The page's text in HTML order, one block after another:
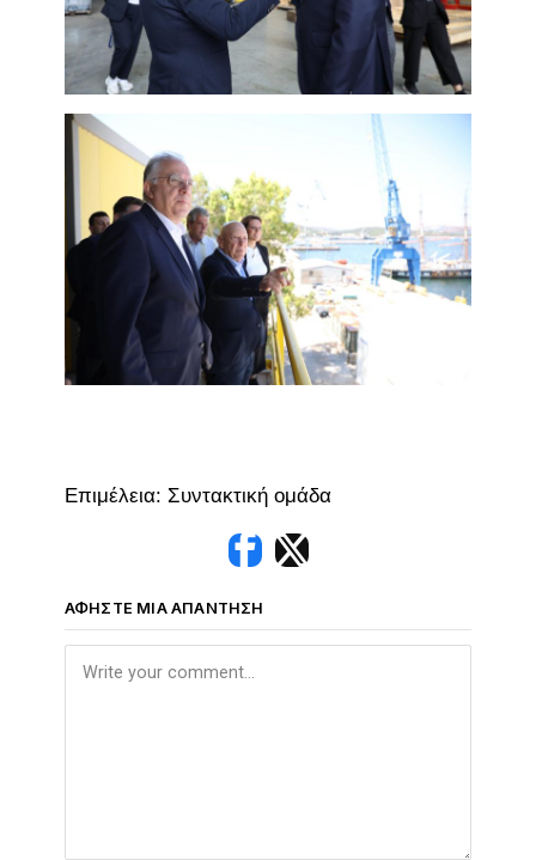
Επιμέλεια: Συντακτική ομάδα
ΑΦΉΣΤΕ ΜΙΑ ΑΠΆΝΤΗΣΗ